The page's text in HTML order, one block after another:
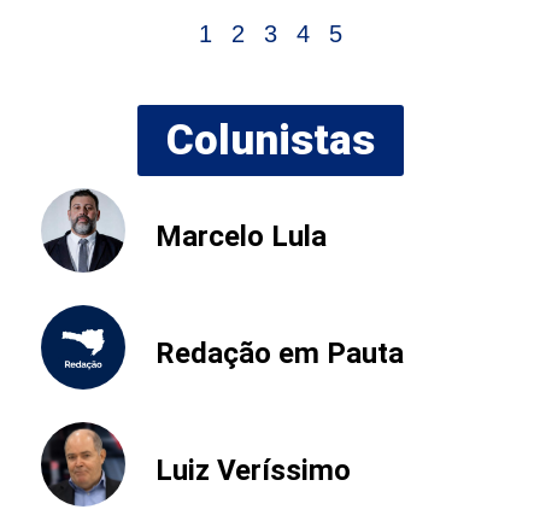
1 2 3 4 5
Colunistas
Marcelo Lula
Redação em Pauta
Luiz Veríssimo